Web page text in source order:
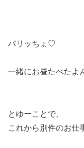
バリッちょ♡
一緒にお昼たべたよ
とゆーことで、
これから別件のお仕